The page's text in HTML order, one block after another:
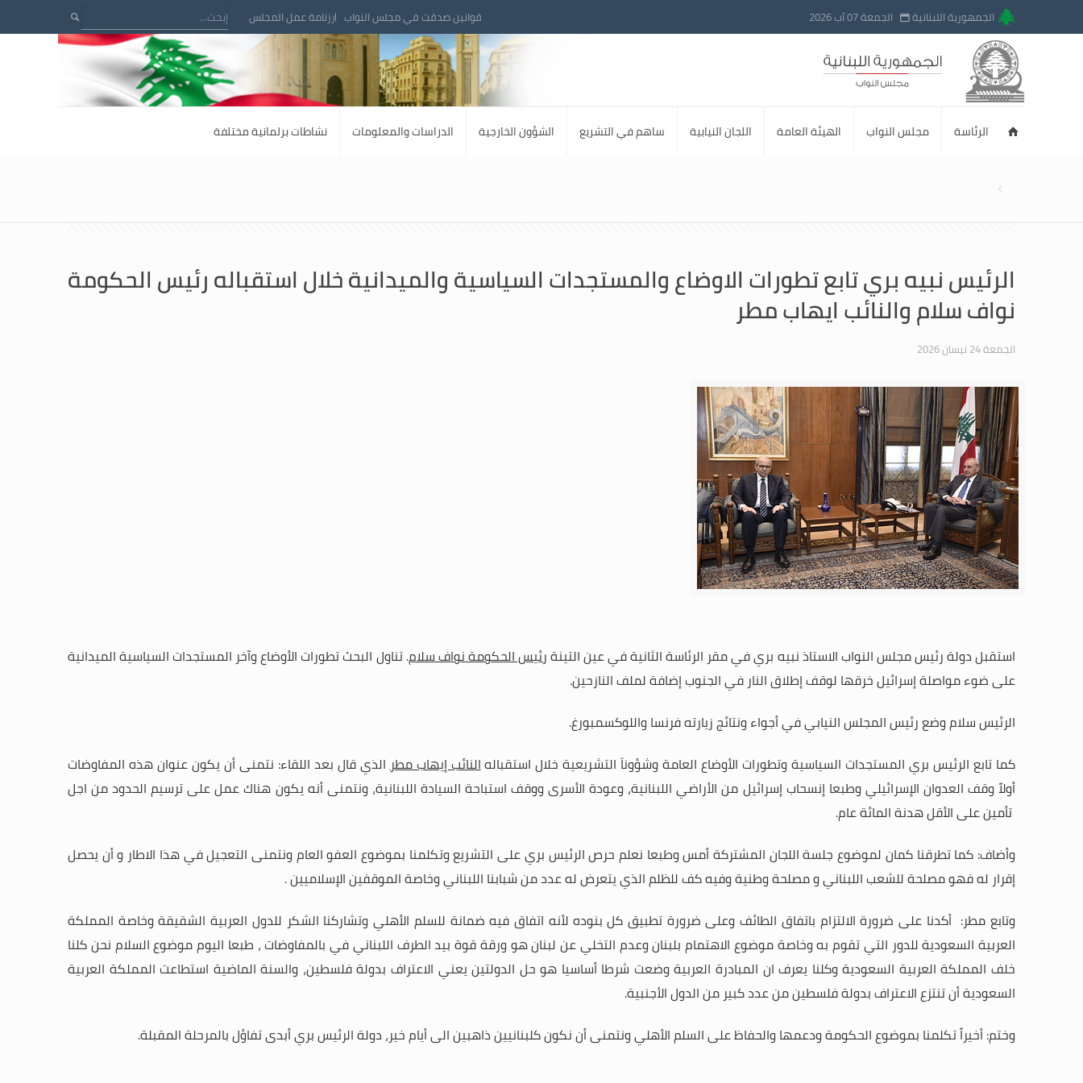
الجمهورية اللبنانية الجمعة 07 آب 2026 قوانين صدقت في مجلس النواب رزنامة عمل المجلس
الرئاسة مجلس النواب الهيئة العامة اللجان النيابية ساهم في التشريع الشؤون الخارجية الدراسات والمعلومات نشاطات برلمانية مختلفة
الرئيس نبيه بري تابع تطورات الاوضاع والمستجدات السياسية والميدانية خلال استقباله رئيس الحكومة
نواف سلام والنائب ايهاب مطر
الجمعة 24 نيسان 2026
استقبل دولة رئيس مجلس النواب الاستاذ نبيه بري في مقر الرئاسة الثانية في عين التينةرئيس الحكومة نواف سلام.تناول البحث تطورات الأوضاع وآخر المستجدات السياسية الميدانية
على ضوء مواصلة إسرائيل خرقها لوقف إطلاق النار في الجنوب إضافة لملف النازحين.
الرئيس سلام وضع رئيس المجلس النيابي في أجواء ونتائج زيارته فرنسا واللوكسمبورغ.
كما تابع الرئيس بري المستجدات السياسية وتطورات الأوضاع العامة وشؤوناَ التشريعية خلال استقبالهالنائب إيهاب مطرالذي قال بعد اللقاء: نتمنى أن يكون عنوان هذه المفاوضات
أولاً وقف العدوان الإسرائيلي وطبعا إنسحاب إسرائيل من الأراضي اللبنانية، وعودة الأسرى ووقف استباحة السيادة اللبنانية، ونتمنى أنه يكون هناك عمل على ترسيم الحدود من اجل
تأمين على الأقل هدنة المائة عام.
وأضاف: كما تطرقنا كمان لموضوع جلسة اللجان المشتركة أمس وطبعا نعلم حرص الرئيس بري على التشريع وتكلمنا بموضوع العفو العام ونتمنى التعجيل في هذا الاطار و أن يحصل
إقرار له فهو مصلحة للشعب اللبناني و مصلحة وطنية وفيه كف للظلم الذي يتعرض له عدد من شبابنا اللبناني وخاصة الموقفين الإسلاميين.
وتابع مطر: أكدنا على ضرورة الالتزام باتفاق الطائف وعلى ضرورة تطبيق كل بنوده لأنه اتفاق فيه ضمانة للسلم الأهلي وتشاركنا الشكر للدول العربية الشقيقة وخاصة المملكة
العربية السعودية للدور التي تقوم به وخاصة موضوع الاهتمام بلبنان وعدم التخلي عن لبنان هو ورقة قوة بيد الطرف اللبناني في بالمفاوضات ، طبعا اليوم موضوع السلام نحن كلنا
خلف المملكة العربية السعودية وكلنا يعرف ان المبادرة العربية وضعت شرطا أساسيا هو حل الدولتين يعني الاعتراف بدولة فلسطين، والسنة الماضية استطاعت المملكة العربية
السعودية أن تنتزع الاعتراف بدولة فلسطين من عدد كبير من الدول الأجنبية.
وختم: أخيراً تكلمنا بموضوع الحكومة ودعمها والحفاظ على السلم الأهلي ونتمنى أن نكون كلبنانيين ذاهبين الى أيام خير، دولة الرئيس بري أبدى تفاؤل بالمرحلة المقبلة.